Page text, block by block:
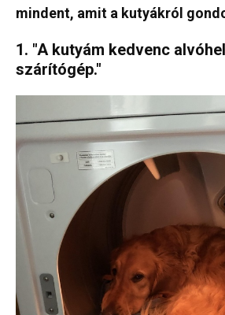
mindent, amit a kutyákról
1. "A kutyám kedvenc
szárítógép."